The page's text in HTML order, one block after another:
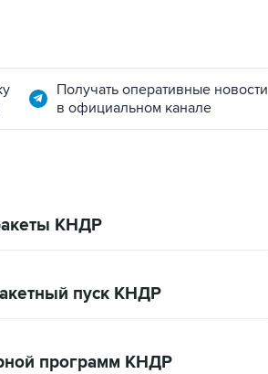
Получать оперативные новости
в официальном канале
КНДР
пуск КНДР
программ КНДР